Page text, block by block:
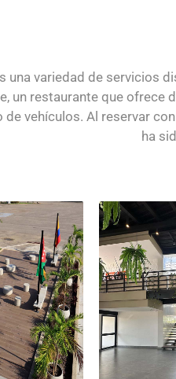
una variedad de servicios
un restaurante que ofrece
de vehículos. Al reservar
ha